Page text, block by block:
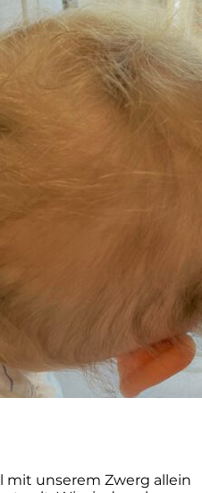
mit unserem Zwerg allein